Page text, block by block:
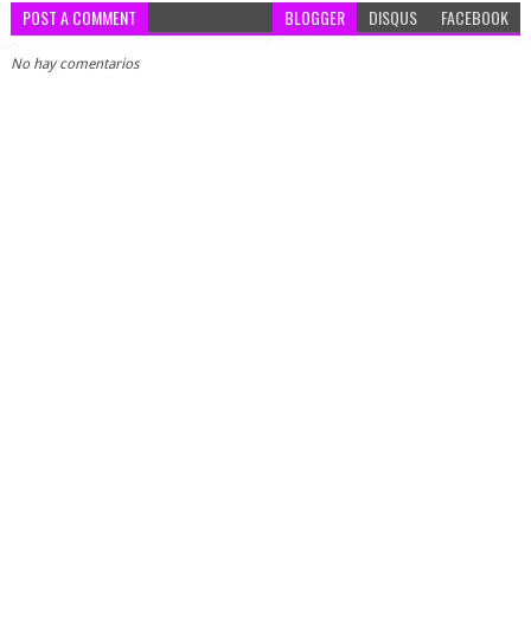
POST A COMMENT BLOGGER DISQUS FACEBOOK
No hay comentarios